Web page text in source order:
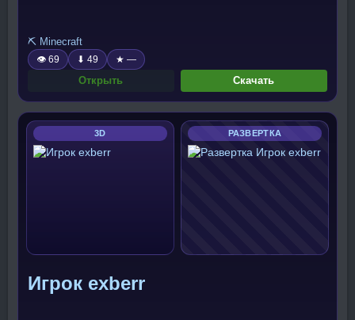
⛏️ Minecraft
👁 69 ⬇ 49 ★ —
Открыть Скачать
3D РАЗВЕРТКА
Игрок exberr